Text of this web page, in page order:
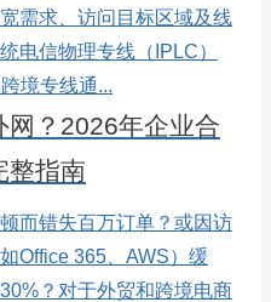
需求、访问目标区域及线
电信物理专线（IPLC）
境专线通...
网？2026年企业合
整指南
而错失百万订单？或因访
Office 365、AWS）缓
？对于外贸和跨境电商